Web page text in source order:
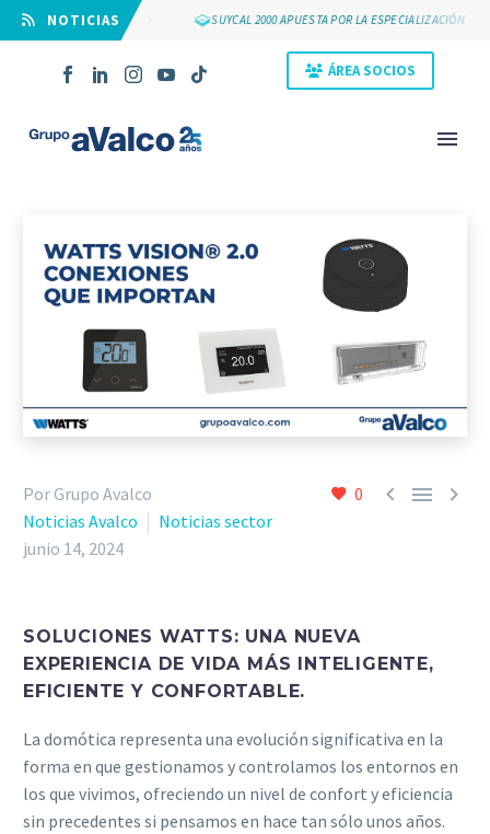
⠀NOTICIAS
AÑOS DE GRUPO AVALCO SUYCAL 2000 APUESTA POR LA ESPECIALIZACIÓN
ÁREA SOCIOS
0   
Por Grupo Avalco
Noticias Avalco
Noticias sector
junio 14, 2024
SOLUCIONES WATTS: UNA NUEVA
EXPERIENCIA DE VIDA MÁS INTELIGENTE,
EFICIENTE Y CONFORTABLE.
La domótica representa una evolución significativa en la
forma en que gestionamos y controlamos los entornos en
los que vivimos, ofreciendo un nivel de confort y eficiencia
sin precedentes si pensamos en hace tan sólo unos años.